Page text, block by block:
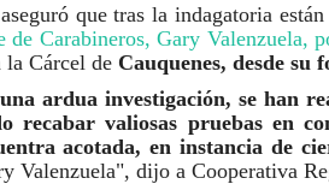
que tras la indagatoria
de Carabineros, Gary Valenzuela,
la Cárcel de Cauquenes, desde su
ardua investigación, se han
recabar valiosas pruebas en
acotada, en instancia de
Valenzuela", dijo a Cooperativa
condenan a 16 años de
por delitos...